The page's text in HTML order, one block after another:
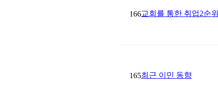
166교회를 통한 취업2순
165최근 이민 동향